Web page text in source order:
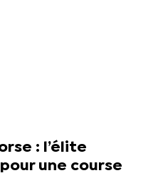
: l’élite
une course